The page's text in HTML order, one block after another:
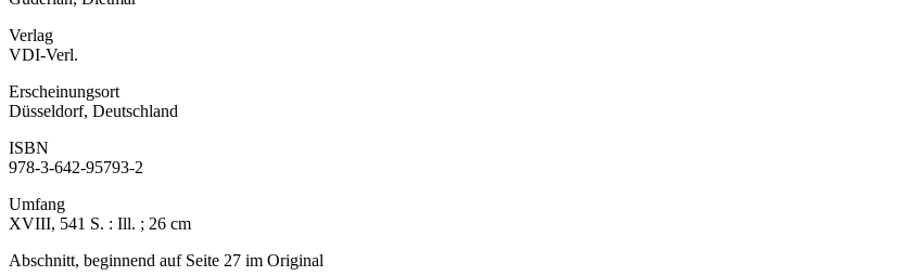
Verlag
VDI-Verl.
Erscheinungsort
Düsseldorf, Deutschland
ISBN
978-3-642-95793-2
Umfang
XVIII, 541 S. : Ill. ; 26 cm
Abschnitt, beginnend auf Seite 27 im Original